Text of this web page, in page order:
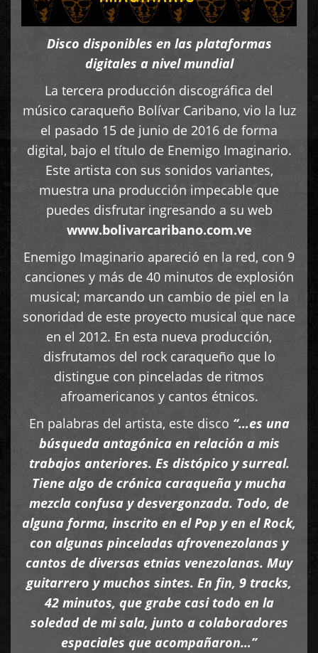
Disco disponibles en las plataformas
digitales a nivel mundial
La tercera producción discográfica del
músico caraqueño Bolívar Caribano, vio la luz
el pasado 15 de junio de 2016 de forma
digital, bajo el título de Enemigo Imaginario.
Este artista con sus sonidos variantes,
muestra una producción impecable que
puedes disfrutar ingresando a su web
www.bolivarcaribano.com.ve
Enemigo Imaginario apareció en la red, con 9
canciones y más de 40 minutos de explosión
musical; marcando un cambio de piel en la
sonoridad de este proyecto musical que nace
en el 2012. En esta nueva producción,
disfrutamos del rock caraqueño que lo
distingue con pinceladas de ritmos
afroamericanos y cantos étnicos.
En palabras del artista, este disco “…es una
búsqueda antagónica en relación a mis
trabajos anteriores. Es distópico y surreal.
Tiene algo de crónica caraqueña y mucha
mezcla confusa y desvergonzada. Todo, de
alguna forma, inscrito en el Pop y en el Rock,
con algunas pinceladas afrovenezolanas y
cantos de diversas etnias venezolanas. Muy
guitarrero y muchos sintes. En fin, 9 tracks,
42 minutos, que grabe casi todo en la
soledad de mi sala, junto a colaboradores
espaciales que acompañaron…”